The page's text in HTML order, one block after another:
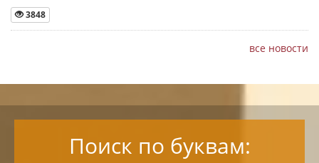
3848
все новости
Поиск по буквам: